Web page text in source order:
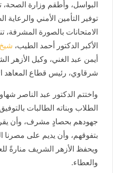
البواسل، وأطقم وزارة
توفير التأمين الأمني
الامتحانات بالصورة المشرفة،
الأكبر الدكتور أحمد الطيب،
أيمن عبد الغني، وكيل الأزهر
شرقاوي، رئيس قطاع المعاهد
واختتم الدكتور عبد الناصر
الطلاب وبناته الطالبات
جهودهم بحصادٍ مشرف، وأن يقر
بتفوقهم، وأن يديم على مصرنا
ويحفظ الأزهر الشريف منارةً
والعطاء.